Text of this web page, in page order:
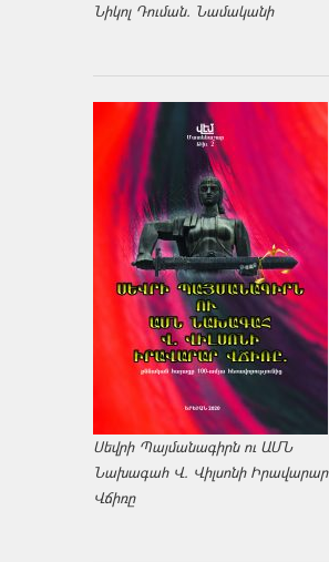
Նիկոլ Դուման. Նամականի
Սեվրի Պայմանագիրն ու ԱՄՆ
Նախագահ Վ. Վիլսոնի Իրավարար
Վճիռը